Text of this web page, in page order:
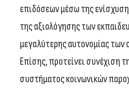
επιδόσεων μέσω της
της αξιολόγησης των
μεγαλύτερης αυτονομίας των
Επίσης, προτείνει συνέχιση
συστήματος κοινωνικών